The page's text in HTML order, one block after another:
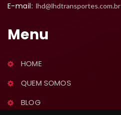
E-mail: lhd@lhdtransportes.com.br
Menu
HOME
QUEM SOMOS
BLOG